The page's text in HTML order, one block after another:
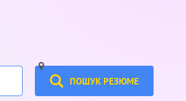
ПОШУК РЕЗЮМЕ